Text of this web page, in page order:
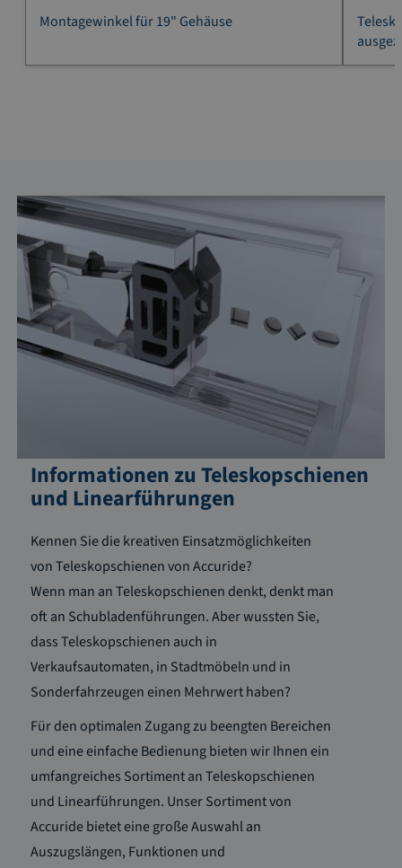
Montagewinkel für 19" Gehäuse
Informationen zu Teleskopschienen
und Linearführungen
Kennen Sie die kreativen Einsatzmöglichkeiten
von Teleskopschienen von Accuride?
Wenn man an Teleskopschienen denkt, denkt man
oft an Schubladenführungen. Aber wussten Sie,
dass Teleskopschienen auch in
Verkaufsautomaten, in Stadtmöbeln und in
Sonderfahrzeugen einen Mehrwert haben?
Für den optimalen Zugang zu beengten Bereichen
und eine einfache Bedienung bieten wir Ihnen ein
umfangreiches Sortiment an Teleskopschienen
und Linearführungen. Unser Sortiment von
Accuride bietet eine große Auswahl an
Auszugslängen, Funktionen und